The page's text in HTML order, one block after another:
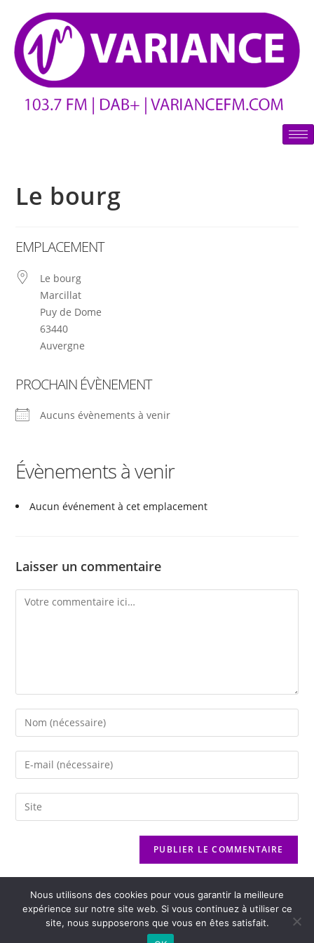
Le bourg
EMPLACEMENT
Le bourg
Marcillat
Puy de Dome
63440
Auvergne
PROCHAIN ÉVÈNEMENT
Aucuns évènements à venir
Évènements à venir
Aucun événement à cet emplacement
Laisser un commentaire
Nous utilisons des cookies pour vous garantir la meilleure
expérience sur notre site web. Si vous continuez à utiliser ce
site, nous supposerons que vous en êtes satisfait.